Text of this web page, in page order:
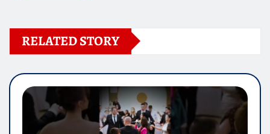
RELATED STORY